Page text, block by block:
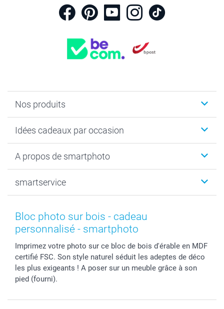
Nos produits
Cadeaux photo
Tirage photo & agrandissement
MyNameBook
Stickers & Etiquettes
Cadres photo, accessoires déco & bonbons
Dénicheur d'idées cadeau
Idées cadeaux par occasion
Anniversaire
Fin d'études
Naissance & baptême
Fête des Pères
Rentrée des classes
Communion
Saint-Valentin
A propos de smartphoto
Durabilité
Conditions
Droit de rétraction
Conditions générales
Vie privée
Gestion des cookies
Investisseurs
smartservice
smartgarantie
smartbonus
Modes de paiement
Modes de livraison
Grandes Quantités
Bloc photo sur bois - cadeau
personnalisé - smartphoto
Imprimez votre photo sur ce bloc de bois d'érable en MDF
certifié FSC. Son style naturel séduit les adeptes de déco
les plus exigeants ! A poser sur un meuble grâce à son
pied (fourni).